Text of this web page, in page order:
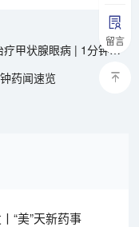
留言
腺眼病 | 1分钟药闻速览
药闻速览
“美”天新药事